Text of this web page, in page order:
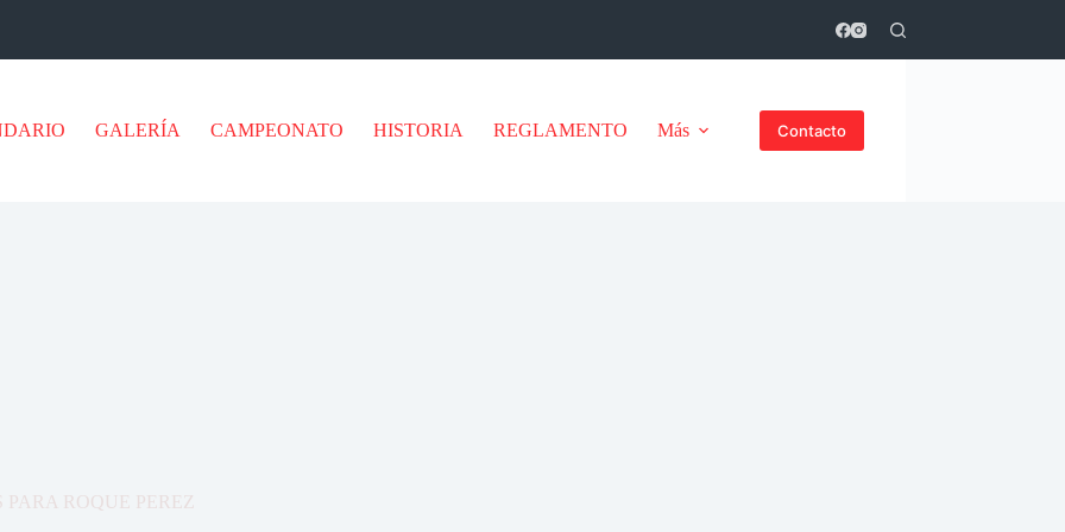
GALERÍA CAMPEONATO HISTORIA REGLAMENTO Más Contacto
ROQUE PEREZ